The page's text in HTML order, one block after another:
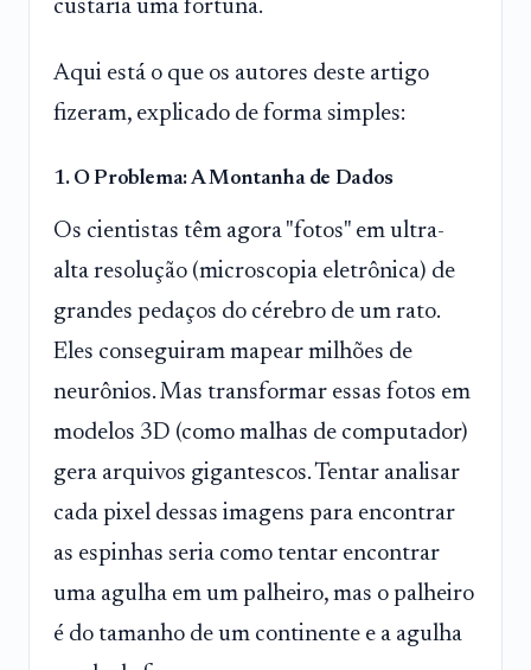
custaria uma fortuna.
Aqui está o que os autores deste artigo
fizeram, explicado de forma simples:
1. O Problema: A Montanha de Dados
Os cientistas têm agora "fotos" em ultra-
alta resolução (microscopia eletrônica) de
grandes pedaços do cérebro de um rato.
Eles conseguiram mapear milhões de
neurônios. Mas transformar essas fotos em
modelos 3D (como malhas de computador)
gera arquivos gigantescos. Tentar analisar
cada pixel dessas imagens para encontrar
as espinhas seria como tentar encontrar
uma agulha em um palheiro, mas o palheiro
é do tamanho de um continente e a agulha